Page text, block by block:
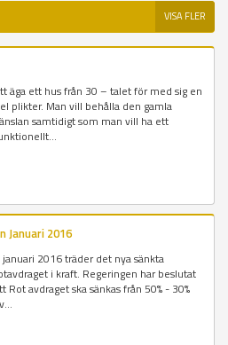
VISA FLER
äga ett hus från 30 – talet för med sig en
plikter. Man vill behålla den gamla
samtidigt som man vill ha ett
Januari 2016
januari 2016 träder det nya sänkta
i kraft. Regeringen har beslutat
Rot avdraget ska sänkas från 50% - 30%